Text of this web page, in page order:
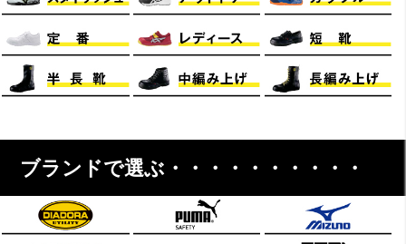
ブランドで選ぶ・・・・・・・・・・